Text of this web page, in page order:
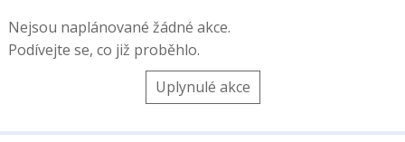
Nejsou naplánované žádné akce.
Podívejte se, co již proběhlo.
Uplynulé akce